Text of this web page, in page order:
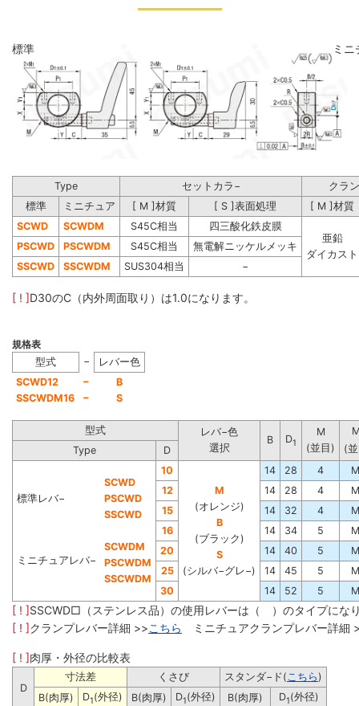
標準 ミニ
Type セットカラ−
クラ
標準
ミニチュア [ M ]材質 [ S ]表面処理
[ M ]材質
SCWD
SCWDM S45C相当
四三酸化鉄皮膜
亜鉛
ダイカスト
PSCWD PSCWDM S45C相当
無電解ニッケルメッキ
SSCWD SSCWDM SUS304相当 −
[ ! ]D30のC（内外周面取り）は1.0になります。
規格表
型式
−
レバー色
SCWD12
SSCWDM16
−
−
B
S
型式
レバ−色
選択
B D1
M
(並目)
(
Type D
標準レバ−
SCWD
PSCWD
SSCWD
SCWDM
PSCWDM
SSCWDM
10
M
(オレンジ)
B
(ブラック)
S
(シルバ−グレ−)
14 28 4
12
14 28 4
15
14 32 4
ミニチュアレバ−
16 14 34 5
20
14 40 5
25
14 45 5
30
14 52 5
[ ! ]SSCWD□（ステンレス品）の使用レバーは（ ）のタイプにな
[ ! ]クランプレバー詳細 >>こちら ミニチュアクランプレバー詳細
[ ! ]肉厚・外径の比較表
D
寸法差 くさび スタンダ−ド( こちら)
B(肉厚)
D1(外径) B(肉厚) D1(外径) B(肉厚) D1(外径)